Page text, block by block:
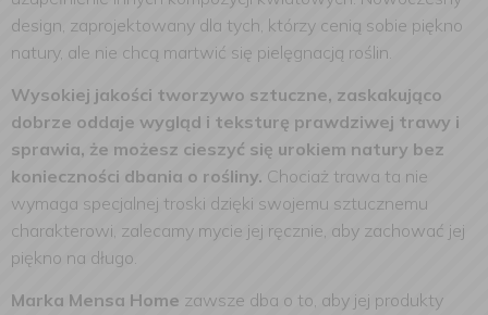
design, zaprojektowany dla tych, którzy cenią sobie piękno
natury, ale nie chcą martwić się pielęgnacją roślin.
Wysokiej jakości tworzywo sztuczne, zaskakująco
dobrze oddaje wygląd i teksturę prawdziwej trawy i
sprawia, że możesz cieszyć się urokiem natury bez
konieczności dbania o rośliny. Chociaż trawa ta nie
wymaga specjalnej troski dzięki swojemu sztucznemu
charakterowi, zalecamy mycie jej ręcznie, aby zachować jej
piękno na długo.
Marka Mensa Home zawsze dba o to, aby jej produkty